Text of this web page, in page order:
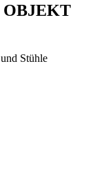
Stühle